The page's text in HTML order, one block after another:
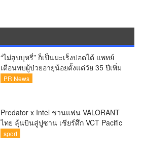
“ไม่สูบบุหรี่” ก็เป็นมะเร็งปอดได้ แพทย์
เตือนพบผู้ป่วยอายุน้อยตั้งแต่วัย 35 ปีเพิ่ม
ขึ้นคนไทยกว่า 70% รู้ตัวเมื่อโรคลุกลาม
PR News
Predator x Intel ชวนแฟน VALORANT
ไทย ลุ้นบินสู่ปูซาน เชียร์ศึก VCT Pacific
Finals Busan ประเทศเกาหลีใต้ Predator
sport